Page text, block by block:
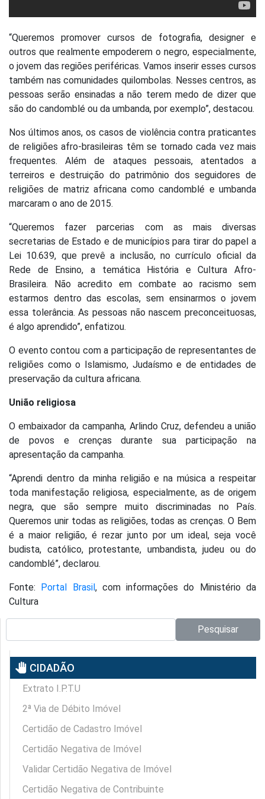
“Queremos promover cursos de fotografia, designer e
outros que realmente empoderem o negro, especialmente,
o jovem das regiões periféricas. Vamos inserir esses cursos
também nas comunidades quilombolas. Nesses centros, as
pessoas serão ensinadas a não terem medo de dizer que
são do candomblé ou da umbanda, por exemplo”, destacou.
Nos últimos anos, os casos de violência contra praticantes
de religiões afro-brasileiras têm se tornado cada vez mais
frequentes. Além de ataques pessoais, atentados a
terreiros e destruição do patrimônio dos seguidores de
religiões de matriz africana como candomblé e umbanda
marcaram o ano de 2015.
“Queremos fazer parcerias com as mais diversas
secretarias de Estado e de municípios para tirar do papel a
Lei 10.639, que prevê a inclusão, no currículo oficial da
Rede de Ensino, a temática História e Cultura Afro-
Brasileira. Não acredito em combate ao racismo sem
estarmos dentro das escolas, sem ensinarmos o jovem
essa tolerância. As pessoas não nascem preconceituosas,
é algo aprendido”, enfatizou.
O evento contou com a participação de representantes de
religiões como o Islamismo, Judaísmo e de entidades de
preservação da cultura africana.
União religiosa
O embaixador da campanha, Arlindo Cruz, defendeu a união
de povos e crenças durante sua participação na
apresentação da campanha.
“Aprendi dentro da minha religião e na música a respeitar
toda manifestação religiosa, especialmente, as de origem
negra, que são sempre muito discriminadas no País.
Queremos unir todas as religiões, todas as crenças. O Bem
é a maior religião, é rezar junto por um ideal, seja você
budista, católico, protestante, umbandista, judeu ou do
candomblé”, declarou.
Fonte: Portal Brasil, com informações do Ministério da
Cultura
Pesquisar
pan_tool CIDADÃO
Extrato I.P.T.U
2ª Via de Débito Imóvel
Certidão de Cadastro Imóvel
Certidão Negativa de Imóvel
Validar Certidão Negativa de Imóvel
Certidão Negativa de Contribuinte